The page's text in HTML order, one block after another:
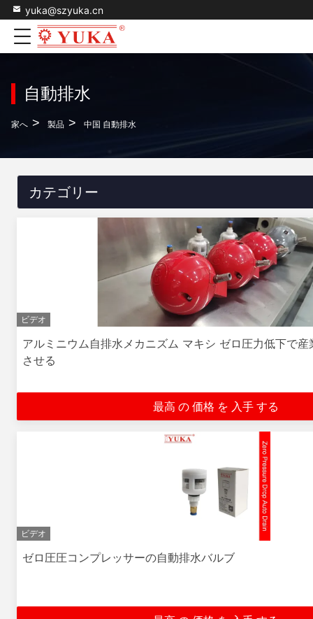
yuka@szyuka.cn
自動排水
家へ > 製品 > 中国 自動排水
カテゴリー
ビデオ
アルミニウム自排水メカニズム マキシ ゼロ圧力低下で
させる
最高 の 価格 を 入手 する
ビデオ
ゼロ圧圧コンプレッサーの自動排水バルブ